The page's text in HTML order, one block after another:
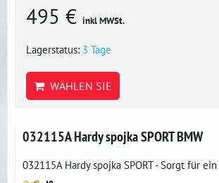
495 € inkl MWSt.
Lagerstatus: 3 Tage
WÄHLEN SIE
032115A Hardy spojka SPORT BMW
032115A Hardy spojka SPORT - Sorgt für